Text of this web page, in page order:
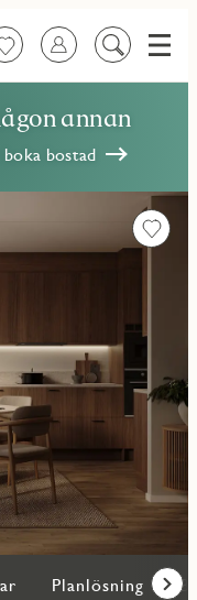
Logga in
Sök
Meny
annan
bostad
Planlösning